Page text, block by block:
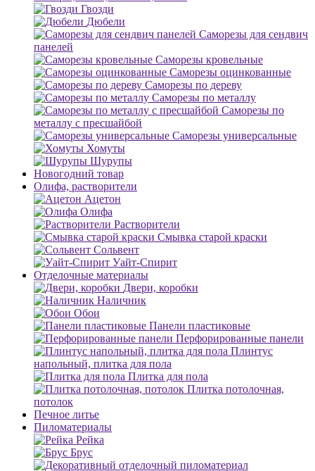
Гвозди
Дюбели
Саморезы для сендвич
панелей
Саморезы кровельные
Саморезы оцинкованные
Саморезы по дереву
Саморезы по металлу
Саморезы по
металлу с пресшайбой
Саморезы универсальные
Хомуты
Шурупы
Новогодний товар
Олифа, растворители
Ацетон
Олифа
Растворители
Смывка старой краски
Сольвент
Уайт-Спирит
Отделочные материалы
Двери, коробки
Наличник
Обои
Панели пластиковые
Перфорированные панели
Плинтус
напольный, плитка для пола
Плитка для пола
Плитка потолочная,
потолок
Печное литье
Пиломатериалы
Рейка
Брус